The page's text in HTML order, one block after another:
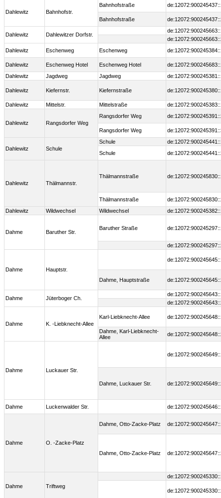
Dahlewitz Bahnhofstr.
Bahnhofstraße
Bahnhofstraße
Dahlewitz Dahlewitzer Dorfstr.
Dahlewitz
Eschenweg Eschenweg
Dahlewitz Eschenweg Hotel Eschenweg Hotel
Dahlewitz
Jagdweg Jagdweg
Dahlewitz Kiefernstr. Kiefernstraße
Dahlewitz Mittelstr. Mittelstraße
Dahlewitz Rangsdorfer Weg
Rangsdorfer Weg
Rangsdorfer Weg
Dahlewitz Schule
Schule
Schule
Dahlewitz Thälmannstr.
Thälmannstraße
Thälmannstraße
Dahlewitz
Wildwechsel Wildwechsel
Dahme Baruther Str.
Baruther Straße
Dahme Hauptstr.
Dahme, Hauptstraße
Dahme Jüterboger Ch.
Dahme K. -Liebknecht-Allee
Karl-Liebknecht-Allee
Dahme, Karl-Liebknecht-
Allee
Dahme Luckauer Str.
Dahme, Luckauer Str.
Dahme Luckenwalder Str.
Dahme O. -Zacke-Platz
Dahme, Otto-Zacke-Platz
Dahme, Otto-Zacke-Platz
Dahme Triftweg